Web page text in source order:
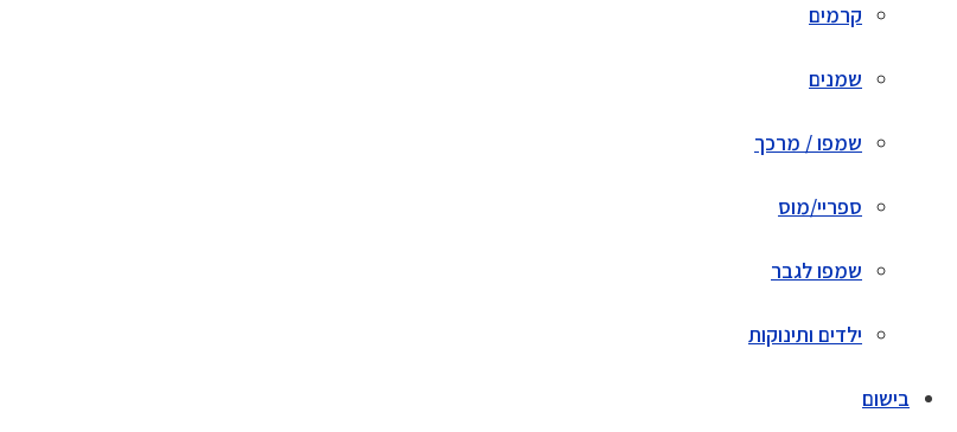
קרמים
שמנים
שמפו / מרכך
ספריי/מוס
שמפו לגבר
ילדים ותינוקות
בישום